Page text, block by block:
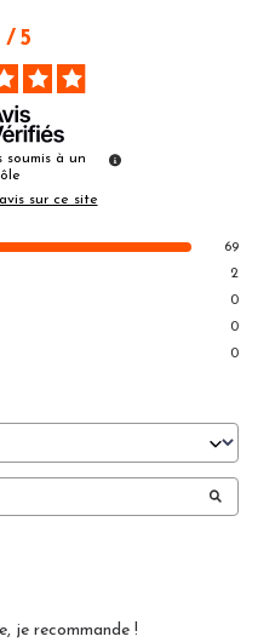
/ 5
soumis à un
sur ce site
69
2
0
0
0
je recommande !